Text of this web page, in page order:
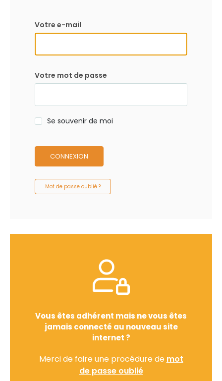
Votre e-mail
Votre mot de passe
Se souvenir de moi
CONNEXION
Mot de passe oublié ?
Vous êtes adhérent mais ne vous êtes
jamais connecté au nouveau site
internet ?
Merci de faire une procédure de mot
de passe oublié